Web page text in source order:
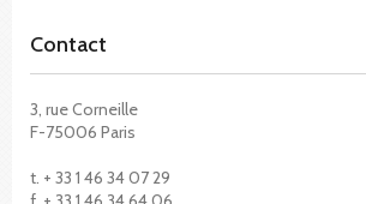
Contact
3, rue Corneille
F-75006 Paris
t. + 33 1 46 34 07 29